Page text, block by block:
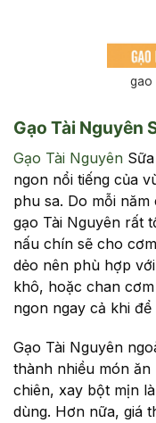
gao
Gạo Tài Nguyên
Gạo Tài Nguyên
ngon nổi tiếng của
phu sa. Do mỗi
gạo Tài Nguyên rất
nấu chín sẽ cho
dẻo nên phù hợp
khô, hoặc chan
ngon ngay cả khi để
Gạo Tài Nguyên
thành nhiều món
chiên, xay bột mịn
dùng. Hơn nữa, giá